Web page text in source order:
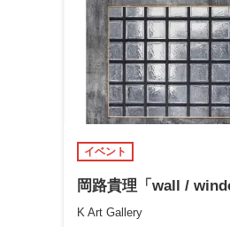
イベント
岡路貴理「wall /
K Art Gallery